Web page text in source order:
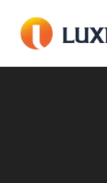
contenuto